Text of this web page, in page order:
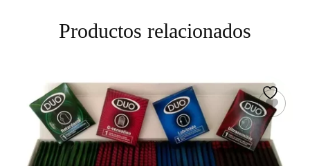
Productos relacionados